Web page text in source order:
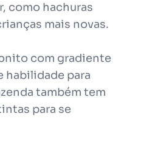
como hachuras
mais novas.
com gradiente
habilidade para
também tem
para se